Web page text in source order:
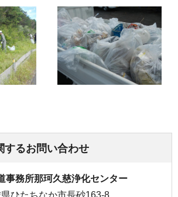
するお問い合わせ
事務所那珂久慈浄化センター